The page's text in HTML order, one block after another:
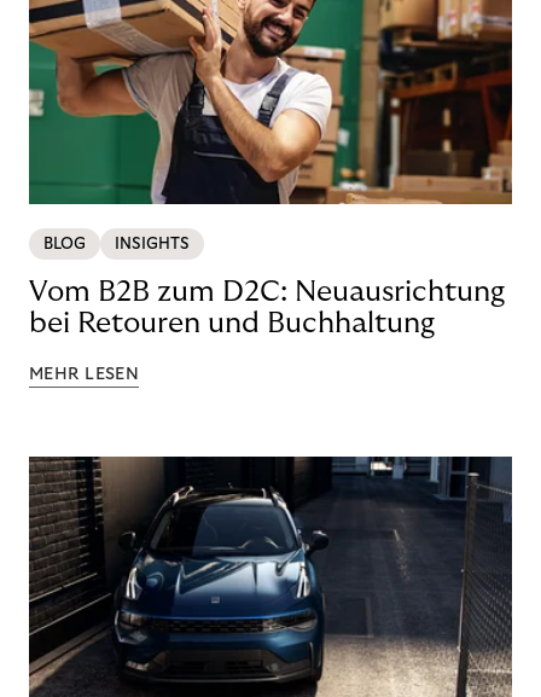
BLOG INSIGHTS
Vom B2B zum D2C: Neuausrichtung
bei Retouren und Buchhaltung
MEHR LESEN